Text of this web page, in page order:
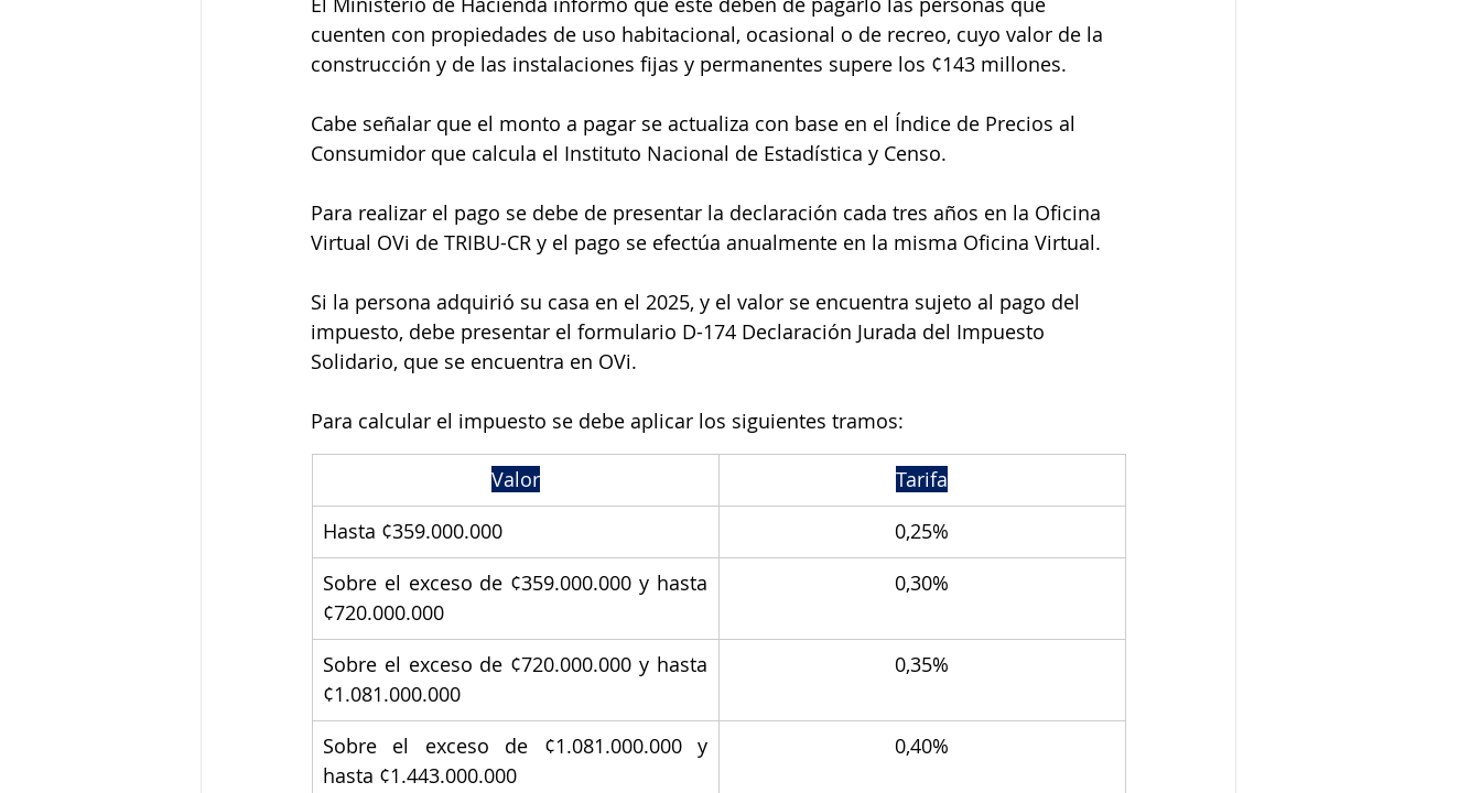
cuenten con propiedades de uso habitacional, ocasional o de recreo, cuyo valor de la
construcción y de las instalaciones fijas y permanentes supere los ¢143 millones.
Cabe señalar que el monto a pagar se actualiza con base en el Índice de Precios al
Consumidor que calcula el Instituto Nacional de Estadística y Censo.
Para realizar el pago se debe de presentar la declaración cada tres años en la Oficina
Virtual OVi de TRIBU-CR y el pago se efectúa anualmente en la misma Oficina Virtual.
Si la persona adquirió su casa en el 2025, y el valor se encuentra sujeto al pago del
impuesto, debe presentar el formulario D-174 Declaración Jurada del Impuesto
Solidario, que se encuentra en OVi.
Para calcular el impuesto se debe aplicar los siguientes tramos:
Valor
Tarifa
Hasta ¢359.000.000
0,25%
Sobre el exceso de ¢359.000.000 y hasta
¢720.000.000
0,30%
Sobre el exceso de ¢720.000.000 y hasta
¢1.081.000.000
0,35%
Sobre el exceso de ¢1.081.000.000 y
hasta ¢1.443.000.000
0,40%